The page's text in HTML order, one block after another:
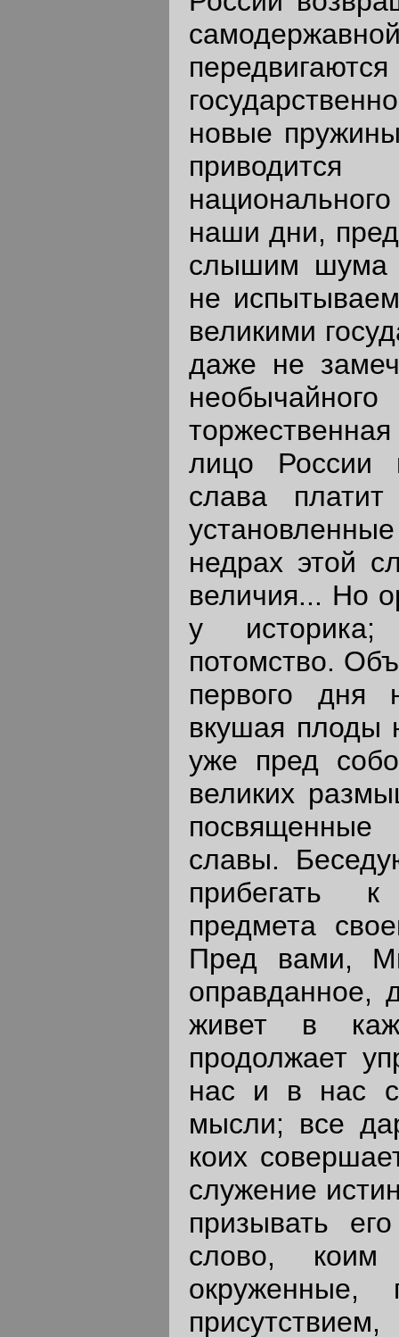
новые
приводится
наши дни,
слышим шума
не
великими
даже не
лицо России
слава
недрах этой
величия... Но
у историка;
потомство.
первого дня
вкушая плоды
уже пред
великих
посвященные
славы.
прибегать к
предмета
Пред вами,
оправданное,
живет в
продолжает
нас и в нас
мысли; все
коих
служение
призывать
слово,
окруженные,